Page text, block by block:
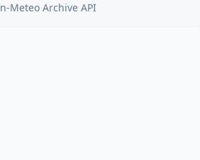
Meteo Archive API